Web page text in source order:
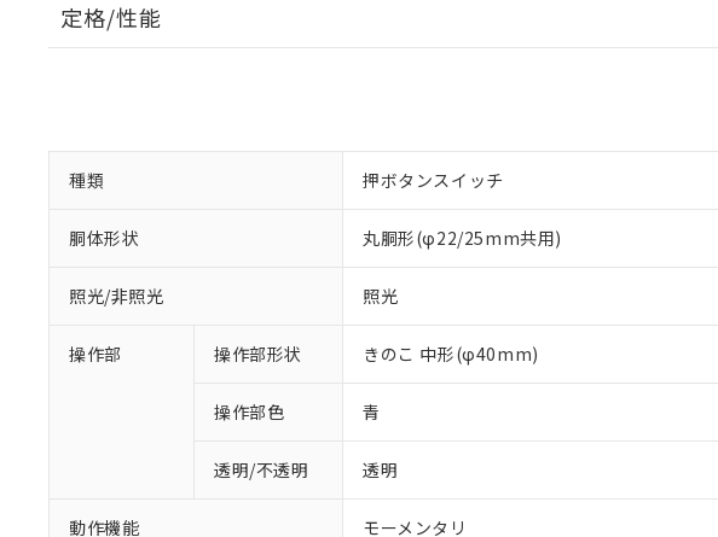
定格/性能
種類 押ボタンスイッチ
胴体形状 丸胴形(φ22/25mm共用)
照光/非照光 照光
操作部 操作部形状 きのこ 中形(φ40mm)
操作部色 青
透明/不透明 透明
動作機能 モーメンタリ